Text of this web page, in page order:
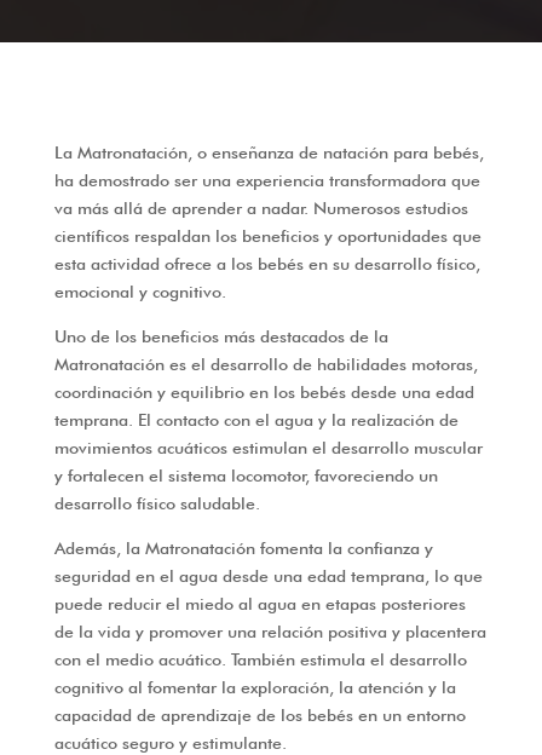
La Matronatación, o enseñanza de natación para bebés,
ha demostrado ser una experiencia transformadora que
va más allá de aprender a nadar. Numerosos estudios
científicos respaldan los beneficios y oportunidades que
esta actividad ofrece a los bebés en su desarrollo físico,
emocional y cognitivo.
Uno de los beneficios más destacados de la
Matronatación es el desarrollo de habilidades motoras,
coordinación y equilibrio en los bebés desde una edad
temprana. El contacto con el agua y la realización de
movimientos acuáticos estimulan el desarrollo muscular
y fortalecen el sistema locomotor, favoreciendo un
desarrollo físico saludable.
Además, la Matronatación fomenta la confianza y
seguridad en el agua desde una edad temprana, lo que
puede reducir el miedo al agua en etapas posteriores
de la vida y promover una relación positiva y placentera
con el medio acuático. También estimula el desarrollo
cognitivo al fomentar la exploración, la atención y la
capacidad de aprendizaje de los bebés en un entorno
acuático seguro y estimulante.